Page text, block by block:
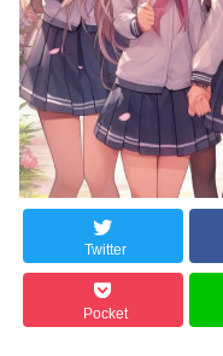
Twitter
Pocket